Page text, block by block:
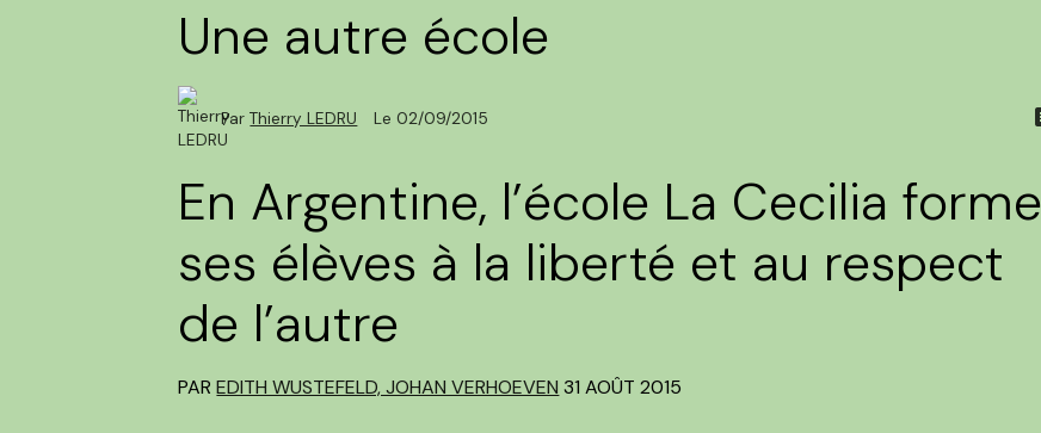
Une autre école
ParThierry LEDRU Le 02/09/2015
En Argentine, l’école La Cecilia forme
ses élèves à la liberté et au respect
de l’autre
PAREDITH WUSTEFELD, JOHAN VERHOEVEN 31 AOÛT 2015